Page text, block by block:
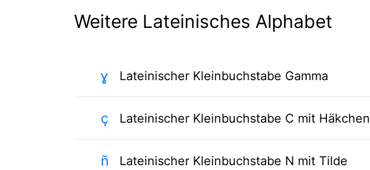
Weitere Lateinisches Alphabet
ɣ Lateinischer Kleinbuchstabe Gamma
ç Lateinischer Kleinbuchstabe C mit Häkchen
ñ Lateinischer Kleinbuchstabe N mit Tilde